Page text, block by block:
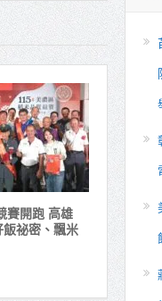
賽開跑 高雄
祕密、飄米